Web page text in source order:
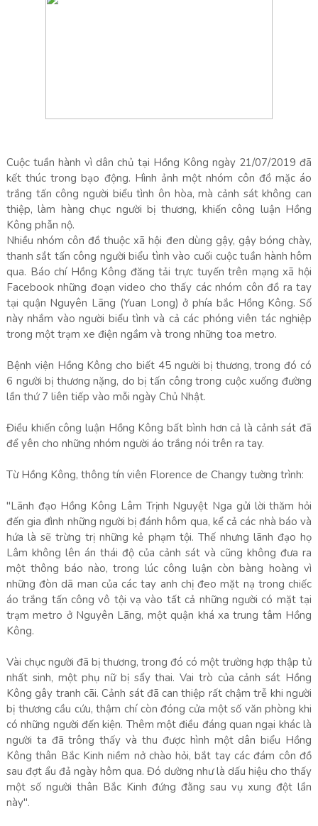
Cuộc tuần hành vì dân chủ tại Hồng Kông ngày 21/07/2019 đã
kết thúc trong bạo động. Hình ảnh một nhóm côn đồ mặc áo
trắng tấn công người biểu tình ôn hòa, mà cảnh sát không can
thiệp, làm hàng chục người bị thương, khiến công luận Hồng
Kông phẫn nộ.
Nhiều nhóm côn đồ thuộc xã hội đen dùng gậy, gậy bóng chày,
thanh sắt tấn công người biểu tình vào cuối cuộc tuần hành hôm
qua. Báo chí Hồng Kông đăng tải trực tuyến trên mạng xã hội
Facebook những đoạn video cho thấy các nhóm côn đồ ra tay
tại quận Nguyên Lãng (Yuan Long) ở phía bắc Hồng Kông. Số
này nhắm vào người biểu tình và cả các phóng viên tác nghiệp
trong một trạm xe điện ngầm và trong những toa metro.
Bệnh viện Hồng Kông cho biết 45 người bị thương, trong đó có
6 người bị thương nặng, do bị tấn công trong cuộc xuống đường
lần thứ 7 liên tiếp vào mỗi ngày Chủ Nhật.
Điều khiến công luận Hồng Kông bất bình hơn cả là cảnh sát đã
để yên cho những nhóm người áo trắng nói trên ra tay.
Từ Hồng Kông, thông tín viên Florence de Changy tường trình:
"Lãnh đạo Hồng Kông Lâm Trịnh Nguyệt Nga gửi lời thăm hỏi
đến gia đình những người bị đánh hôm qua, kể cả các nhà báo và
hứa là sẽ trừng trị những kẻ phạm tội. Thế nhưng lãnh đạo họ
Lâm không lên án thái độ của cảnh sát và cũng không đưa ra
một thông báo nào, trong lúc công luận còn bàng hoàng vì
những đòn dã man của các tay anh chị đeo mặt nạ trong chiếc
áo trắng tấn công vô tội vạ vào tất cả những người có mặt tại
trạm metro ở Nguyên Lãng, một quận khá xa trung tâm Hồng
Kông.
Vài chục người đã bị thương, trong đó có một trường hợp thập tử
nhất sinh, một phụ nữ bị sẩy thai. Vai trò của cảnh sát Hồng
Kông gây tranh cãi. Cảnh sát đã can thiệp rất chậm trễ khi người
bị thương cầu cứu, thậm chí còn đóng cửa một số văn phòng khi
có những người đến kiện. Thêm một điều đáng quan ngại khác là
người ta đã trông thấy và thu được hình một dân biểu Hồng
Kông thân Bắc Kinh niềm nở chào hỏi, bắt tay các đám côn đồ
sau đợt ẩu đả ngày hôm qua. Đó dường như là dấu hiệu cho thấy
một số người thân Bắc Kinh đứng đằng sau vụ xung đột lần
này".